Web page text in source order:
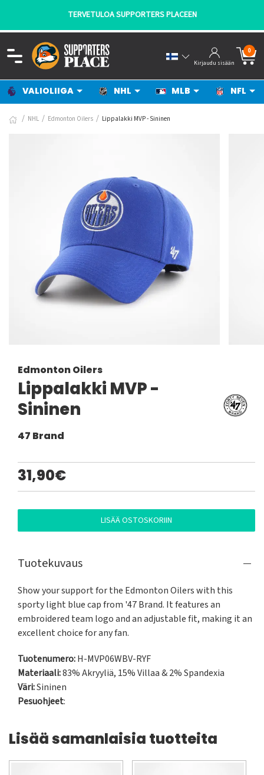
TERVETULOA SUPPORTERS PLACEEN
Kirjaudu sisään
0
VALIOLIIGA NHL MLB NFL
NHL Edmonton Oilers Lippalakki MVP - Sininen
Edmonton Oilers
Lippalakki MVP -
Sininen
47 Brand
31,90€
LISÄÄ OSTOSKORIIN
Tuotekuvaus
Show your support for the Edmonton Oilers with this
sporty light blue cap from '47 Brand. It features an
embroidered team logo and an adjustable fit, making it an
excellent choice for any fan.
Tuotenumero:H-MVP06WBV-RYF
Materiaali:83% Akryyliä, 15% Villaa & 2% Spandexia
Väri:Sininen
Pesuohjeet:
Lisää samanlaisia tuotteita